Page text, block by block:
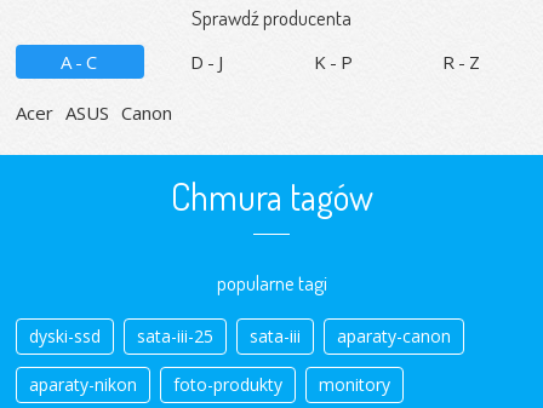
Sprawdź producenta
A-C D-J K-P R-Z
Acer ASUS Canon
Chmura tagów
popularne tagi
dyski-ssd sata-iii-25 sata-iii aparaty-canon
aparaty-nikon foto-produkty monitory